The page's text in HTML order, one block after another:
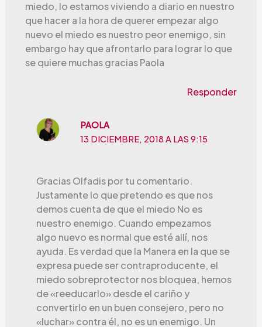
miedo, lo estamos viviendo a diario en nuestro
que hacer a la hora de querer empezar algo
nuevo el miedo es nuestro peor enemigo, sin
embargo hay que afrontarlo para lograr lo que
se quiere muchas gracias Paola
Responder
PAOLA
13 DICIEMBRE, 2018 A LAS 9:15
Gracias Olfadis por tu comentario.
Justamente lo que pretendo es que nos
demos cuenta de que el miedo No es
nuestro enemigo. Cuando empezamos
algo nuevo es normal que esté allí, nos
ayuda. Es verdad que la Manera en la que se
expresa puede ser contraproducente, el
miedo sobreprotector nos bloquea, hemos
de «reeducarlo» desde el cariño y
convertirlo en un buen consejero, pero no
«luchar» contra él, no es un enemigo. Un